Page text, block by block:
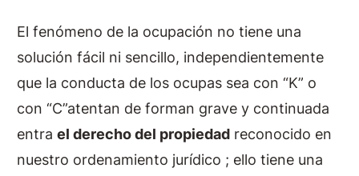
El fenómeno de la ocupación no tiene una
solución fácil ni sencillo, independientemente
que la conducta de los ocupas sea con “K” o
con “C”atentan de forman grave y continuada
entrael derecho del propiedad reconocido en
nuestro ordenamiento jurídico ; ello tiene una